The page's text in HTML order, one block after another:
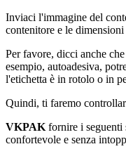
Inviaci l'immagine del
contenitore e le
Per favore, dicci anche
esempio, autoadesiva,
l'etichetta è in rotolo o in
Quindi, ti faremo
VKPAK fornire i seguenti
confortevole e senza